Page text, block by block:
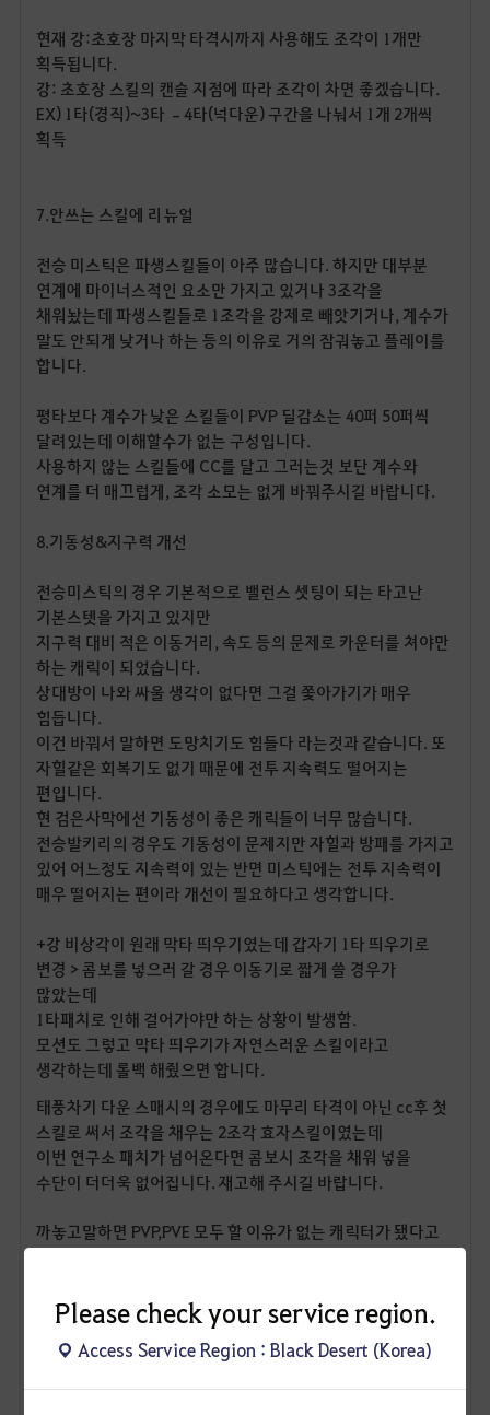
Please check your service region.
Access Service Region : Black Desert (Korea)
현재 강:초호장 마지막 타격시까지 사용해도 조각이 1 개만
획득됩니다.
강: 초호장 스킬의 캔슬 지점에 따라 조각이 차면 좋겠습니다.
EX) 1 타(경직)~3타 – 4타(넉다운) 구간을 나눠서 1 개 2개씩
획득
7.안쓰는 스킬에 리뉴얼
전승 미스틱은 파생스킬들이 아주 많습니다. 하지만 대부분
연계에 마이너스적인 요소만 가지고 있거나 3조각을
채워놨는데 파생스킬들로 1 조각을 강제로 빼앗기거나, 계수가
말도 안되게 낮거나 하는 등의 이유로 거의 잠궈놓고 플레이를
합니다.
평타보다 계수가 낮은 스킬들이 PVP 딜감소는 40퍼 50퍼씩
달려있는데 이해할수가 없는 구성입니다.
사용하지 않는 스킬들에 CC를 달고 그러는것 보단 계수와
연계를 더 매끄럽게, 조각 소모는 없게 바꿔주시길 바랍니다.
8.기동성&지구력 개선
전승미스틱의 경우 기본적으로 밸런스 셋팅이 되는 타고난
기본스텟을 가지고 있지만
지구력 대비 적은 이동거리 , 속도 등의 문제로 카운터를 쳐야만
하는 캐릭이 되었습니다.
상대방이 나와 싸울 생각이 없다면 그걸 쫓아가기가 매우
힘듭니다.
이건 바꿔서 말하면 도망치기도 힘들다 라는것과 같습니다. 또
자힐같은 회복기도 없기 때문에 전투 지속력도 떨어지는
편입니다.
현 검은사막에선 기동성이 좋은 캐릭들이 너무 많습니다.
전승발키리의 경우도 기동성이 문제지만 자힐과 방패를 가지고
있어 어느정도 지속력이 있는 반면 미스틱에는 전투 지속력이
매우 떨어지는 편이라 개선이 필요하다고 생각합니다.
+강 비상각이 원래 막타 띄우기였는데 갑자기 1타 띄우기로
변경 > 콤보를 넣으러 갈 경우 이동기로 짧게 쓸 경우가
많았는데
1타패치로 인해 걸어가야만 하는 상황이 발생함.
모션도 그렇고 막타 띄우기가 자연스러운 스킬이라고
생각하는데 롤백 해줬으면 합니다.
태풍차기 다운 스매시의 경우에도 마무리 타격이 아닌 cc후 첫
스킬로 써서 조각을 채우는 2조각 효자스킬이였는데
이번 연구소 패치가 넘어온다면 콤보시 조각을 채워 넣을
수단이 더더욱 없어집니다. 재고해 주시길 바랍니다.
까놓고말하면 PVP,PVE 모두 할 이유가 없는 캐릭터가 됐다고
유틸이 좋은 각성보다도 콤보딜이 딸림.
이번 패치이후엔 콤보딜이 더 내려갈 예정